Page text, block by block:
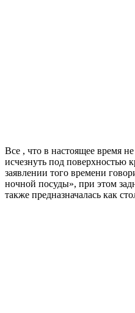
Все , что в настоящее время
исчезнуть под поверхностью
заявлении того времени
ночной посуды», при этом
также предназначалась как